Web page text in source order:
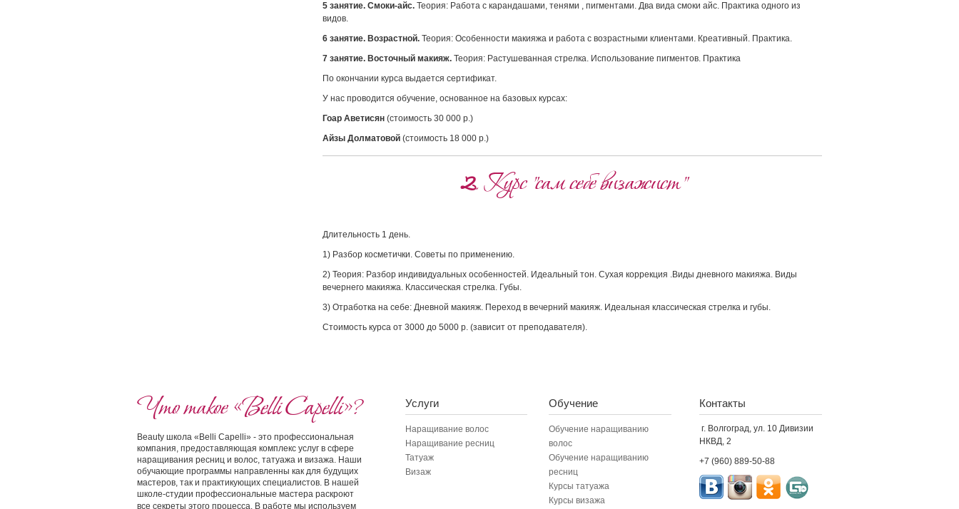
5 занятие. Смоки-айс. Теория: Работа с карандашами, тенями , пигментами. Два вида смоки айс. Практика одного из
видов.
6 занятие. Возрастной. Теория: Особенности макияжа и работа с возрастными клиентами. Креативный. Практика.
7 занятие. Восточный макияж. Теория: Растушеванная стрелка. Использование пигментов. Практика
По окончании курса выдается сертификат.
У нас проводится обучение, основанное на базовых курсах:
Гоар Аветисян (стоимость 30 000 р.)
Айзы Долматовой (стоимость 18 000 р.)
2. Курс "сам себе визажист"
Длительность 1 день.
1) Разбор косметички. Советы по применению.
2) Теория: Разбор индивидуальных особенностей. Идеальный тон. Сухая коррекция .Виды дневного макияжа. Виды
вечернего макияжа. Классическая стрелка. Губы.
3) Отработка на себе: Дневной макияж. Переход в вечерний макияж. Идеальная классическая стрелка и губы.
Стоимость курса от 3000 до 5000 р. (зависит от преподавателя).
Что такое «Belli Capelli»?
Beauty школа «Belli Capelli» - это профессиональная
компания, предоставляющая комплекс услуг в сфере
наращивания ресниц и волос, татуажа и визажа. Наши
обучающие программы направленны как для будущих
мастеров, так и практикующих специалистов. В нашей
школе-студии профессиональные мастера раскроют
все секреты этого процесса. В работе мы используем
Услуги
Наращивание волос
Наращивание ресниц
Татуаж
Визаж
Обучение
Обучение наращиванию
волос
Обучение наращиванию
ресниц
Курсы татуажа
Курсы визажа
Контакты
г. Волгоград, ул. 10 Дивизии
НКВД, 2
+7 (960) 889-50-88